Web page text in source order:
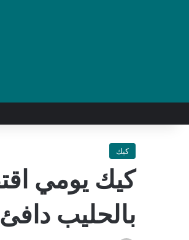
كيك
بالحليب دافئ